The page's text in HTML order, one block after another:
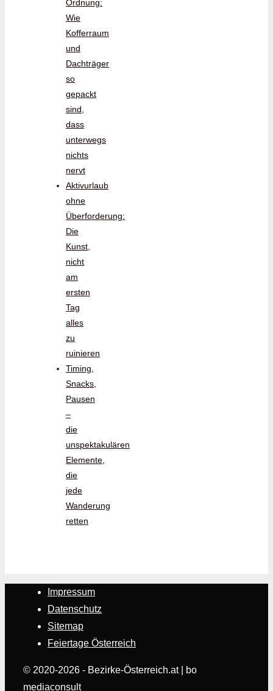
Ordnung:
Wie
Kofferraum
und
Dachträger
so
gepackt
sind,
dass
unterwegs
nichts
nervt
Aktivurlaub
ohne
Überforderung:
Die
Kunst,
nicht
am
ersten
Tag
alles
zu
ruinieren
Timing,
Snacks,
Pausen
–
die
unspektakulären
Elemente,
die
jede
Wanderung
retten
Impressum
Datenschutz
Sitemap
Feiertage Österreich
© 2020-2026 - Bezirke-Österreich.at | bo
mediaconsult